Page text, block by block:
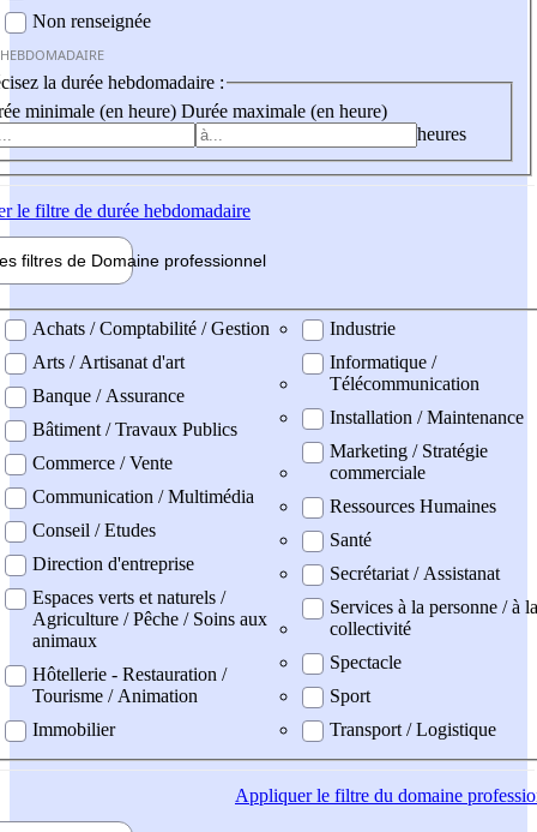
Non renseignée
la durée hebdomadaire :
minimale (en heure) Durée maximale (en heure)
heures
le filtre de durée hebdomadaire
filtres de Domaine professionnel
professionel
Achats / Comptabilité / Gestion
Arts / Artisanat d'art
Banque / Assurance
Bâtiment / Travaux Publics
Commerce / Vente
Communication / Multimédia
Conseil / Etudes
Direction d'entreprise
Espaces verts et naturels /
Agriculture / Pêche / Soins aux
animaux
Hôtellerie - Restauration /
Tourisme / Animation
Immobilier
Industrie
Informatique /
Télécommunication
Installation / Maintenance
Marketing / Stratégie
commerciale
Ressources Humaines
Santé
Secrétariat / Assistanat
Services à la personne / à la
collectivité
Spectacle
Sport
Transport / Logistique
Appliquerle filtre du domaine